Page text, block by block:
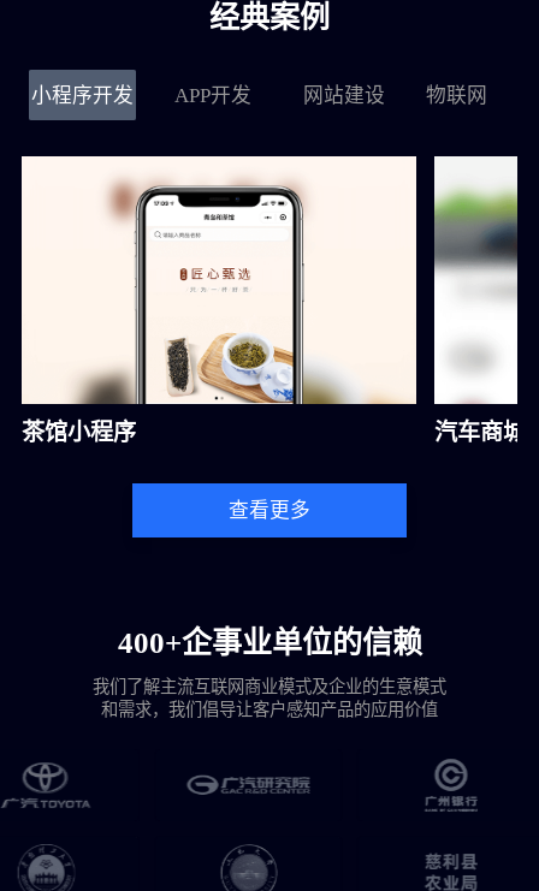
经典案例
小程序开发 APP开发 网站建设 物联网
茶馆小程序 汽车商城
查看更多
400+企事业单位的信赖
我们了解主流互联网商业模式及企业的生意模式
和需求，我们倡导让客户感知产品的应用价值